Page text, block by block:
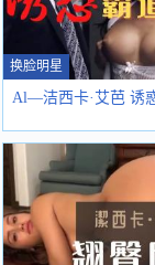
换脸明星
Al—洁西卡·艾芭 诱